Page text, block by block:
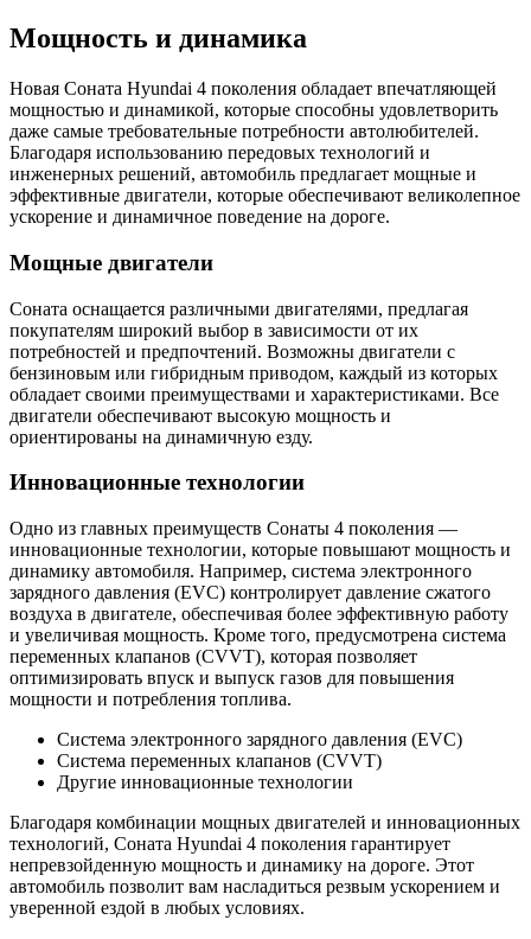
Мощность и динамика
Новая Соната Hyundai 4 поколения обладает впечатляющей
мощностью и динамикой, которые способны удовлетворить
даже самые требовательные потребности автолюбителей.
Благодаря использованию передовых технологий и
инженерных решений, автомобиль предлагает мощные и
эффективные двигатели, которые обеспечивают великолепное
ускорение и динамичное поведение на дороге.
Мощные двигатели
Соната оснащается различными двигателями, предлагая
покупателям широкий выбор в зависимости от их
потребностей и предпочтений. Возможны двигатели с
бензиновым или гибридным приводом, каждый из которых
обладает своими преимуществами и характеристиками. Все
двигатели обеспечивают высокую мощность и
ориентированы на динамичную езду.
Инновационные технологии
Одно из главных преимуществ Сонаты 4 поколения —
инновационные технологии, которые повышают мощность и
динамику автомобиля. Например, система электронного
зарядного давления (EVC) контролирует давление сжатого
воздуха в двигателе, обеспечивая более эффективную работу
и увеличивая мощность. Кроме того, предусмотрена система
переменных клапанов (CVVT), которая позволяет
оптимизировать впуск и выпуск газов для повышения
мощности и потребления топлива.
Система электронного зарядного давления (EVC)
Система переменных клапанов (CVVT)
Другие инновационные технологии
Благодаря комбинации мощных двигателей и инновационных
технологий, Соната Hyundai 4 поколения гарантирует
непревзойденную мощность и динамику на дороге. Этот
автомобиль позволит вам насладиться резвым ускорением и
уверенной ездой в любых условиях.